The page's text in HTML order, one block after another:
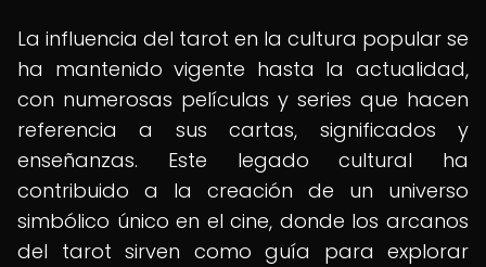
La influencia del tarot en la cultura popular se
ha mantenido vigente hasta la actualidad,
con numerosas películas y series que hacen
referencia a sus cartas, significados y
enseñanzas. Este legado cultural ha
contribuido a la creación de un universo
simbólico único en el cine, donde los arcanos
del tarot sirven como guía para explorar